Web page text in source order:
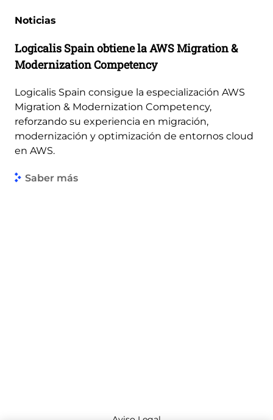
Noticias
Logicalis Spain obtiene la AWS Migration &
Modernization Competency
Logicalis Spain consigue la especialización AWS
Migration & Modernization Competency,
reforzando su experiencia en migración,
modernización y optimización de entornos cloud
en AWS.
Saber más